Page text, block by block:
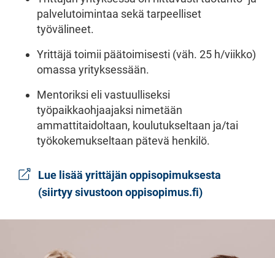
palvelutoimintaa sekä tarpeelliset
työvälineet.
Yrittäjä toimii päätoimisesti (väh. 25 h/viikko)
omassa yrityksessään.
Mentoriksi eli vastuulliseksi
työpaikkaohjaajaksi nimetään
ammattitaidoltaan, koulutukseltaan ja/tai
työkokemukseltaan pätevä henkilö.
Lue lisää yrittäjän oppisopimuksesta
(siirtyy sivustoon oppisopimus.fi)